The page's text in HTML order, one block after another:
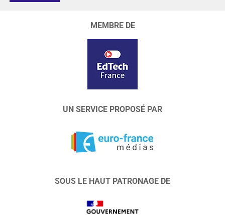
MEMBRE DE
UN SERVICE PROPOSÉ PAR
SOUS LE HAUT PATRONAGE DE